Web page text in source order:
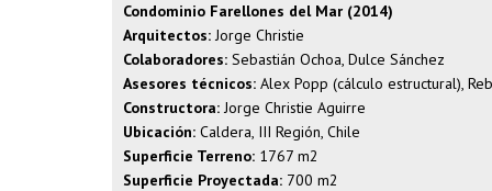
Condominio Farellones del Mar (2014)
Arquitectos:Jorge Christie
Colaboradores: Sebastián Ochoa, Dulce Sánchez
Asesores técnicos: Alex Popp (cálculo estructural),
Constructora:Jorge Christie Aguirre
Ubicación: Caldera, III Región, Chile
Superficie Terreno: 1767 m2
Superficie Proyectada: 700 m2